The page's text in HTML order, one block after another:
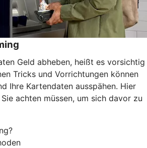
Geld abheben, heißt es vorsichtig
Tricks und Vorrichtungen können
Ihre Kartendaten ausspähen. Hier
achten müssen, um sich davor zu